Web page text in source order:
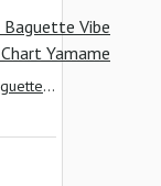
Воблер Madness Baguette Vibe 70 17 гр #R03 Full Chart Yamame